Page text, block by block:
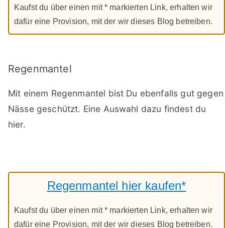
Kaufst du über einen mit * markierten Link, erhalten wir
dafür eine Provision, mit der wir dieses Blog betreiben.
Regenmantel
Mit einem Regenmantel bist Du ebenfalls gut gegen
Nässe geschützt. Eine Auswahl dazu findest du
hier.
Regenmantel hier kaufen*
Kaufst du über einen mit * markierten Link, erhalten wir
dafür eine Provision, mit der wir dieses Blog betreiben.